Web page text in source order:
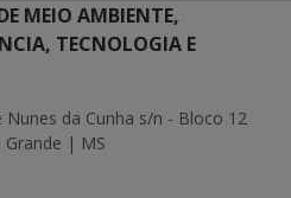
MEIO AMBIENTE,
TECNOLOGIA E
da Cunha s/n - Bloco 12
Grande | MS